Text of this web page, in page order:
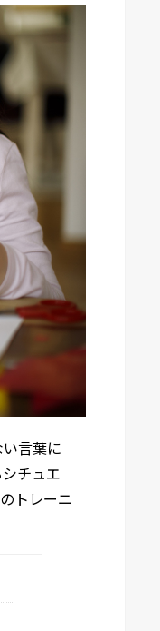
言葉に
チュエ
トレーニ